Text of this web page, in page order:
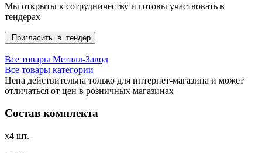
Мы открыты к сотрудничеству и готовы участвовать в
тендерах
Пригласить в тендер
Все товары Металл-Завод
Все товары категории
Цена действительна только для интернет-магазина и может
отличаться от цен в розничных магазинах
Состав комплекта
x4 шт.